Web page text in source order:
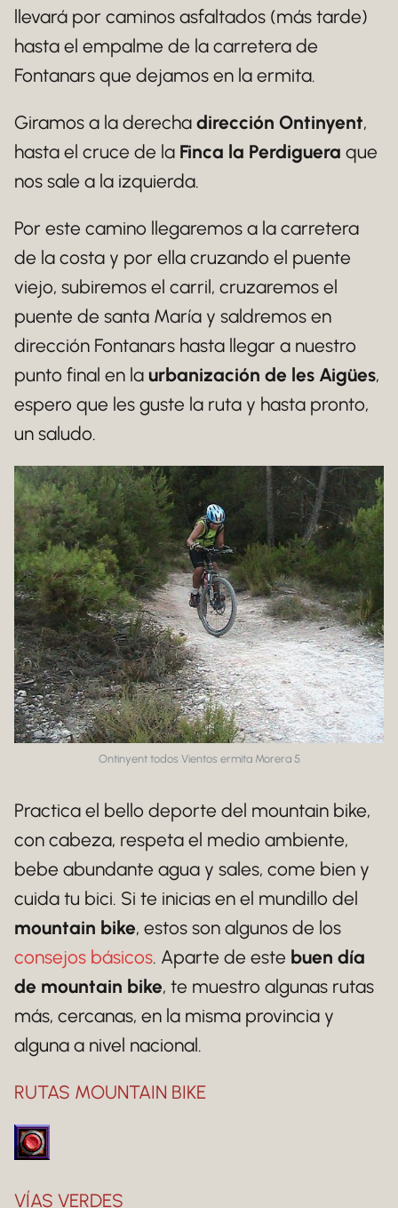
llevará por caminos asfaltados (más tarde)
hasta el empalme de la carretera de
Fontanars que dejamos en la ermita.
Giramos a la derecha dirección Ontinyent,
hasta el cruce de la Finca la Perdiguera que
nos sale a la izquierda.
Por este camino llegaremos a la carretera
de la costa y por ella cruzando el puente
viejo, subiremos el carril, cruzaremos el
puente de santa María y saldremos en
dirección Fontanars hasta llegar a nuestro
punto final en la urbanización de les Aigües,
espero que les guste la ruta y hasta pronto,
un saludo.
Ontinyent todos Vientos ermita Morera 5
Practica el bello deporte del mountain bike,
con cabeza, respeta el medio ambiente,
bebe abundante agua y sales, come bien y
cuida tu bici. Si te inicias en el mundillo del
mountain bike, estos son algunos de los
consejos básicos. Aparte de este buen día
de mountain bike, te muestro algunas rutas
más, cercanas, en la misma provincia y
alguna a nivel nacional.
RUTAS MOUNTAIN BIKE
VÍAS VERDES